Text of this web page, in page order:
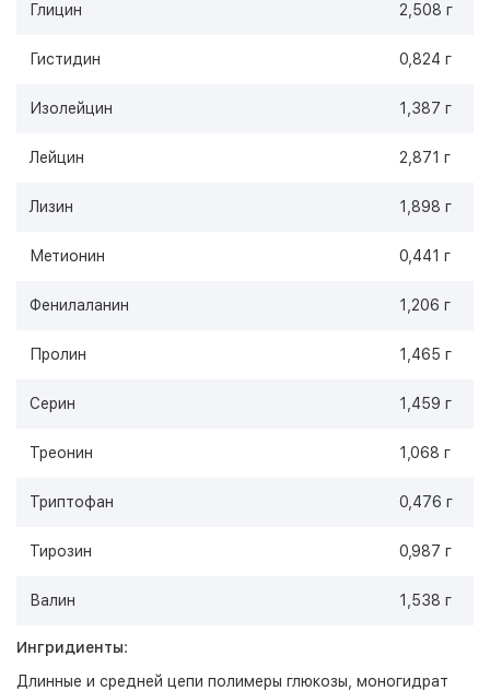
Глицин 2,508 г
Гистидин 0,824 г
Изолейцин 1,387 г
Лейцин 2,871 г
Лизин 1,898 г
Метионин 0,441 г
Фенилаланин 1,206 г
Пролин 1,465 г
Серин 1,459 г
Треонин 1,068 г
Триптофан 0,476 г
Тирозин 0,987 г
Валин 1,538 г
Ингридиенты:
Длинные и средней цепи полимеры глюкозы, моногидрат